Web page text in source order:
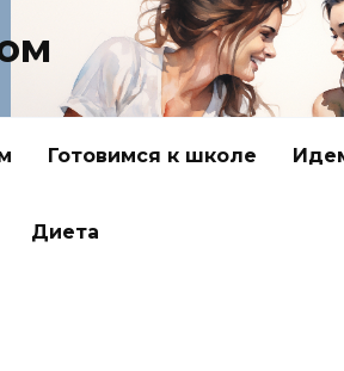
Готовимся к школе
Диета